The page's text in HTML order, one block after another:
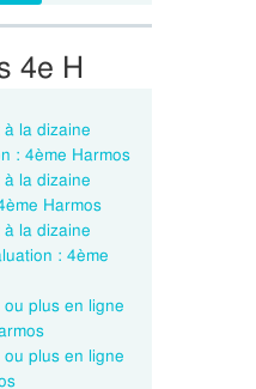
4e H
la dizaine
: 4ème Harmos
la dizaine
Harmos
la dizaine
: 4ème
plus en ligne
plus en ligne